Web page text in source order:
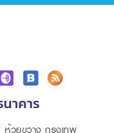
าคาร
วยขวาง กรุงเทพ